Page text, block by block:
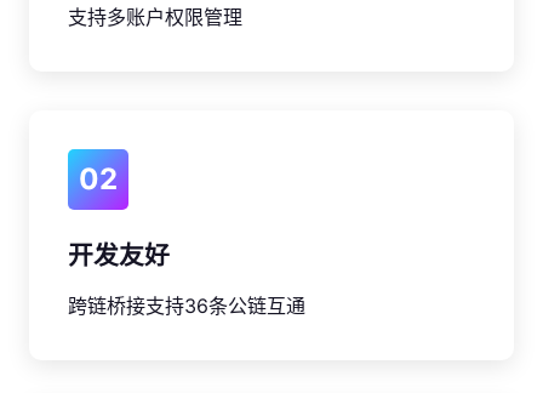
支持多账户权限管理
02
开发友好
跨链桥接支持36条公链互通